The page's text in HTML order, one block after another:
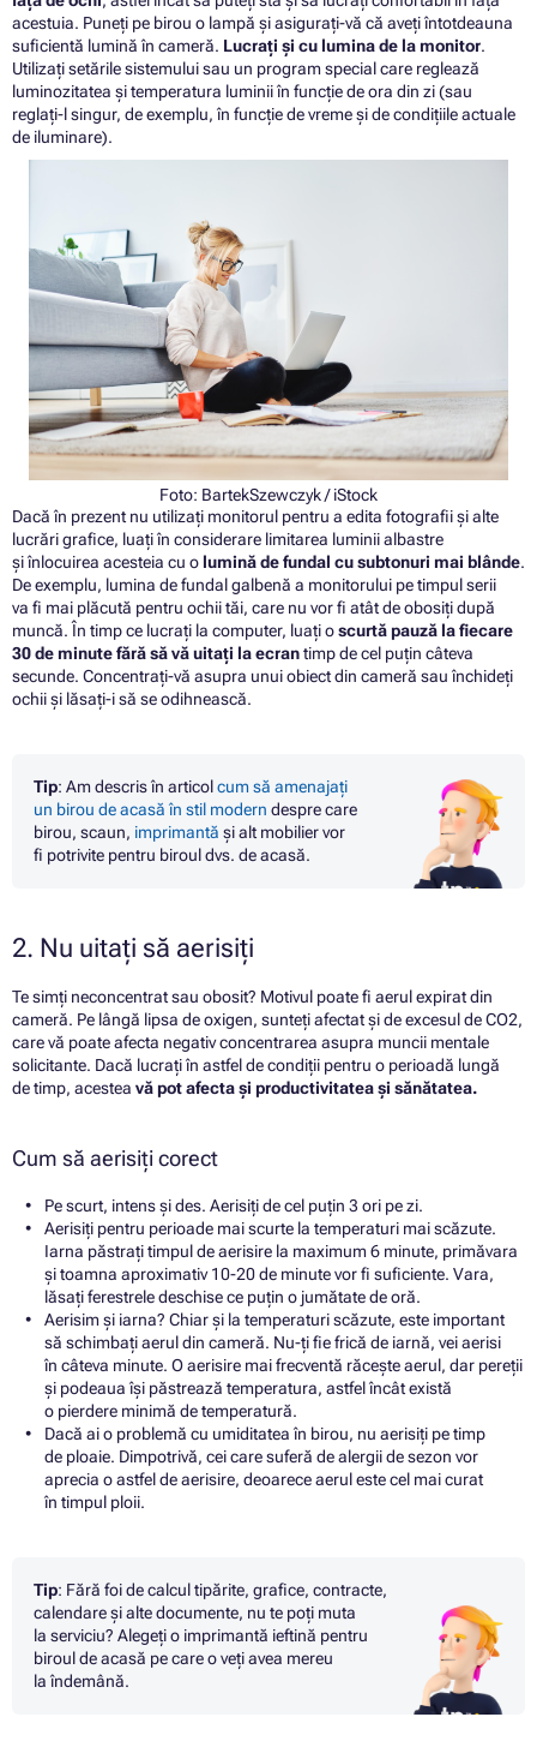
acestuia. Puneți pe birou o lampă și asigurați-vă că aveți întotdeauna
suficientă lumină în cameră. Lucrați și cu lumina de la monitor.
Utilizați setările sistemului sau un program special care reglează
luminozitatea și temperatura luminii în funcție de ora din zi (sau
reglați-l singur, de exemplu, în funcție de vreme și de condițiile actuale
de iluminare).
Foto: BartekSzewczyk/ iStock
Dacă în prezent nu utilizați monitorul pentru a edita fotografii și alte
lucrări grafice, luați în considerare limitarea luminii albastre
și înlocuirea acesteia cu o lumină de fundal cu subtonuri mai blânde.
De exemplu, lumina de fundal galbenă a monitorului pe timpul serii
va fi mai plăcută pentru ochii tăi, care nu vor fi atât de obosiți după
muncă. În timp ce lucrați la computer, luați oscurtă pauză la fiecare
30 de minute fără să vă uitați la ecrantimp de cel puțin câteva
secunde. Concentrați-vă asupra unui obiect din cameră sau închideți
ochii și lăsați-i să se odihnească.
Tip: Am descris în articolcum să amenajați
un birou de acasă în stil modern despre care
birou, scaun, imprimantă și alt mobilier vor
fi potrivite pentru biroul dvs. de acasă.
2. Nu uitați să aerisiți
Te simți neconcentrat sau obosit? Motivul poate fi aerul expirat din
cameră. Pe lângă lipsa de oxigen, sunteți afectat și de excesul de CO2,
care vă poate afecta negativ concentrarea asupra muncii mentale
solicitante. Dacă lucrați în astfel de condiții pentru o perioadă lungă
de timp, acestea vă pot afecta și productivitatea și sănătatea.
Cum să aerisiți corect
Pe scurt, intens și des. Aerisiți de cel puțin 3 ori pe zi.
Aerisiți pentru perioade mai scurte la temperaturi mai scăzute.
Iarna păstrați timpul de aerisire la maximum 6 minute, primăvara
și toamna aproximativ 10-20 de minute vor fi suficiente. Vara,
lăsați ferestrele deschise ce puțin o jumătate de oră.
Aerisim și iarna? Chiar și la temperaturi scăzute, este important
să schimbați aerul din cameră. Nu-ți fie frică de iarnă, vei aerisi
în câteva minute. O aerisire mai frecventă răcește aerul, dar pereții
și podeaua își păstrează temperatura, astfel încât există
o pierdere minimă de temperatură.
Dacă ai o problemă cu umiditatea în birou, nu aerisiți pe timp
de ploaie. Dimpotrivă, cei care suferă de alergii de sezon vor
aprecia o astfel de aerisire, deoarece aerul este cel mai curat
în timpul ploii.
Tip: Fără foi de calcul tipărite, grafice, contracte,
calendare și alte documente, nu te poți muta
la serviciu? Alegeți o imprimantă ieftină pentru
biroul de acasă pe care o veți avea mereu
la îndemână.